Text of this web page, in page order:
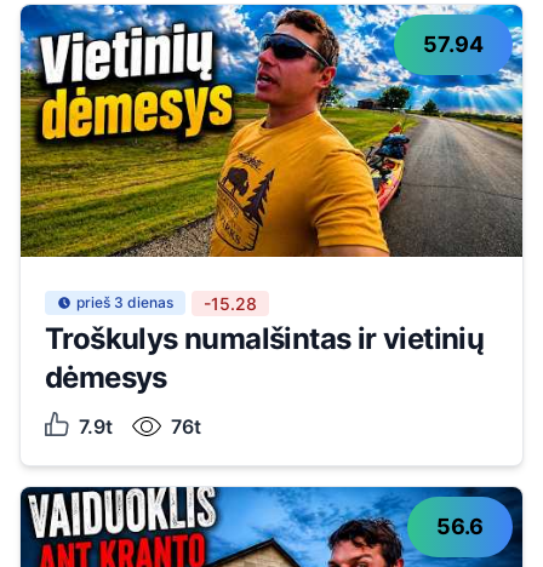
57.94
prieš 3 dienas -15.28
Troškulys numalšintas ir vietinių
dėmesys
7.9t 76t
56.6